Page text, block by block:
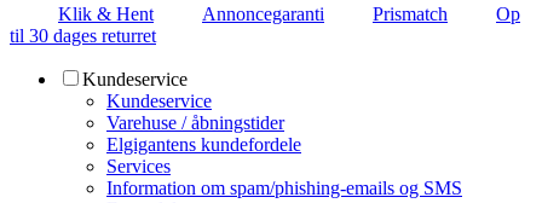
Klik & Hent Annoncegaranti Prismatch
Op
til 30 dages returret
Kundeservice
Kundeservice
Varehuse / åbningstider
Elgigantens kundefordele
Services
Information om spam/phishing-emails og SMS